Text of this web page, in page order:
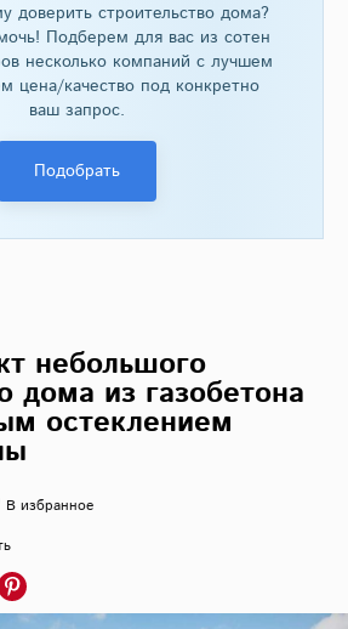
доверить строительство дома?
Подберем для вас из сотен
несколько компаний с лучшем
цена/качество под конкретно
ваш запрос.
Подобрать
небольшого
дома из газобетона
остеклением
В избранное